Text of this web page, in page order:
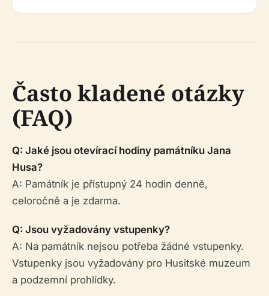
Často kladené otázky
(FAQ)
Q: Jaké jsou otevírací hodiny památníku Jana
Husa?
A: Památník je přístupný 24 hodin denně,
celoročně a je zdarma.
Q: Jsou vyžadovány vstupenky?
A: Na památník nejsou potřeba žádné vstupenky.
Vstupenky jsou vyžadovány pro Husitské muzeum
a podzemní prohlídky.